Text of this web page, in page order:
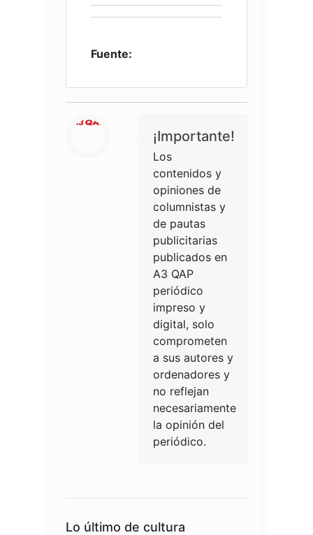
Fuente:
¡Importante!
Los
contenidos y
opiniones de
columnistas y
de pautas
publicitarias
publicados en
A3 QAP
periódico
impreso y
digital, solo
comprometen
a sus autores y
ordenadores y
no reflejan
necesariamente
la opinión del
periódico.
Lo último de cultura